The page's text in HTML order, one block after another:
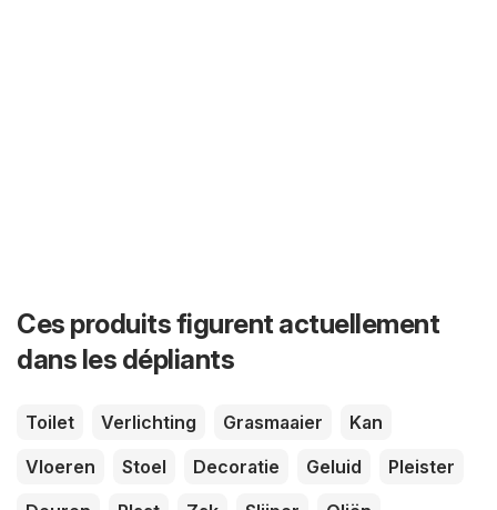
Ces produits figurent actuellement
dans les dépliants
Toilet Verlichting Grasmaaier
Kan
Vloeren
Stoel Decoratie Geluid
Pleister